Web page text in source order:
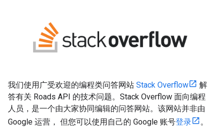
我们使用广受欢迎的编程类问答网站 Stack Overflow
解
答有关 Roads API 的技术问题。Stack Overflow 面向编程
人员，是一个由大家协同编辑的问答网站。该网站并非由
Google 运营， 但您可以使用自己的 Google 账号登录
。